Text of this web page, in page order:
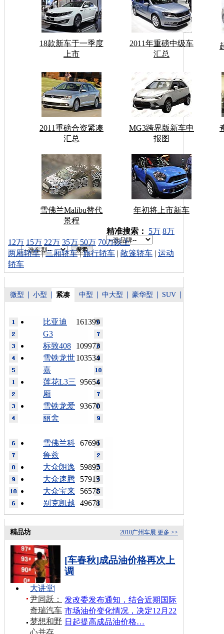
18款新车于一季度
上市
2011年重磅中级车
汇总
2011重磅合资紧凑
汇总
MG3跨界版新车申
报图
雪佛兰Malibu替代
景程
年初将上市新车
车型搜索：
精准搜索： 5万 8万
12万 15万 22万 35万 50万 70万以上
两厢轿车|三厢轿车|旅行轿车 | 敞篷轿车 | 运动
轿车
微型 小型 紧凑 中型 中大型 豪华型 SUV
161399
比亚迪
G3
109973
标致408
103534
雪铁龙世
嘉
95654
莲花L3三
厢
93670
雪铁龙爱
丽舍
67696
雪佛兰科
鲁兹
59895
大众朗逸
57915
大众速腾
56578
大众宝来
49678
别克凯越
更多 >>
2010广州车展
精品坊
[车春秋]成品油价格再次上
调
发改委发布通知，结合近期国际
市场油价变化情况，决定12月22
日起提高成品油价格…
大讲堂|
尹同跃：
奇瑞汽车
梦想和野